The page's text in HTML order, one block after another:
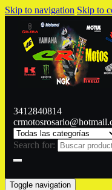
Skip to navigation Skip to
3412840814
Search for:
Toggle navigation